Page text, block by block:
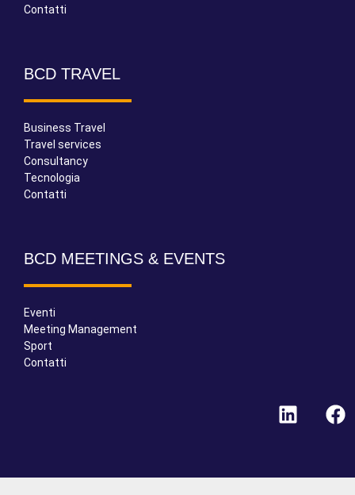
Contatti
BCD TRAVEL
Business Travel
Travel services
Consultancy
Tecnologia
Contatti
BCD MEETINGS & EVENTS
Eventi
Meeting Management
Sport
Contatti